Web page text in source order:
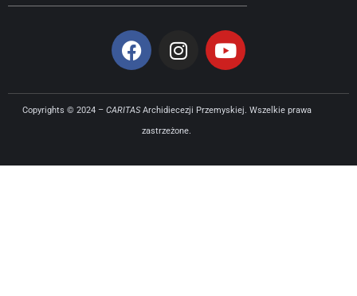
Copyrights © 2024 – CARITASArchidiecezji Przemyskiej. Wszelkie prawa
zastrzeżone.